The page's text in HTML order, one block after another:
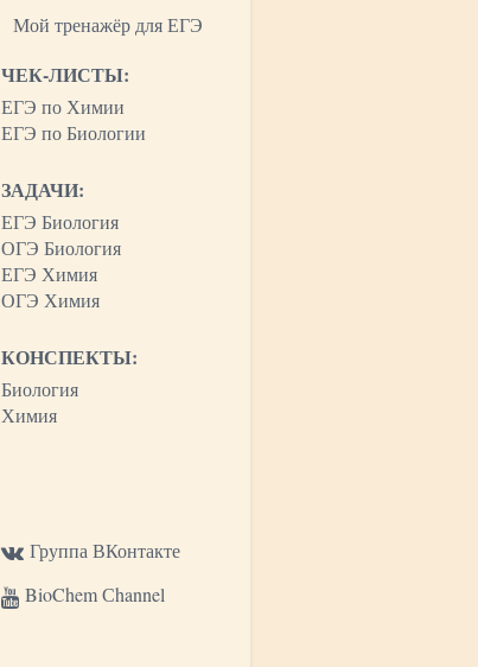
Мой тренажёр для ЕГЭ
ЧЕК-ЛИСТЫ:
ЕГЭ по Химии
ЕГЭ по Биологии
ЗАДАЧИ:
ЕГЭ Биология
ОГЭ Биология
ЕГЭ Химия
ОГЭ Химия
КОНСПЕКТЫ:
Биология
Химия
Группа ВКонтакте
BioChem Сhannel